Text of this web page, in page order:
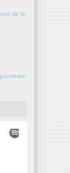
de la